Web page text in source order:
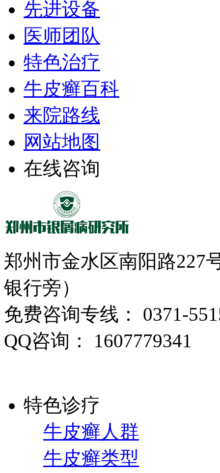
先进设备
医师团队
特色治疗
牛皮癣百科
来院路线
网站地图
在线咨询
郑州市金水区南阳路227
银行旁）
免费咨询专线： 0371-
QQ咨询： 1607779341
特色诊疗
牛皮癣人群
牛皮癣类型